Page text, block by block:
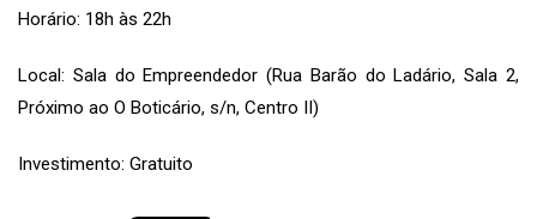
Horário: 18h às 22h
Local: Sala do Empreendedor (Rua Barão do Ladário, Sala 2,
Próximo ao O Boticário, s/n, Centro II)
Investimento: Gratuito